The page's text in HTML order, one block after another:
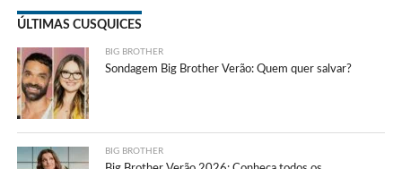
ÚLTIMAS CUSQUICES
BIG BROTHER
Sondagem Big Brother Verão: Quem quer salvar?
BIG BROTHER